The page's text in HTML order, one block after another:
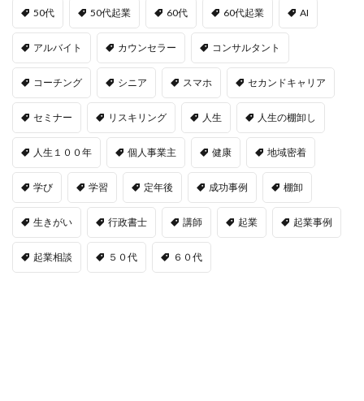
50代 50代起業 60代 60代起業 AI
アルバイト カウンセラー コンサルタント
コーチング シニア スマホ セカンドキャリア
セミナー リスキリング 人生 人生の棚卸し
人生１００年 個人事業主 健康 地域密着
学び 学習 定年後 成功事例 棚卸
生きがい 行政書士 講師 起業 起業事例
起業相談 ５０代 ６０代